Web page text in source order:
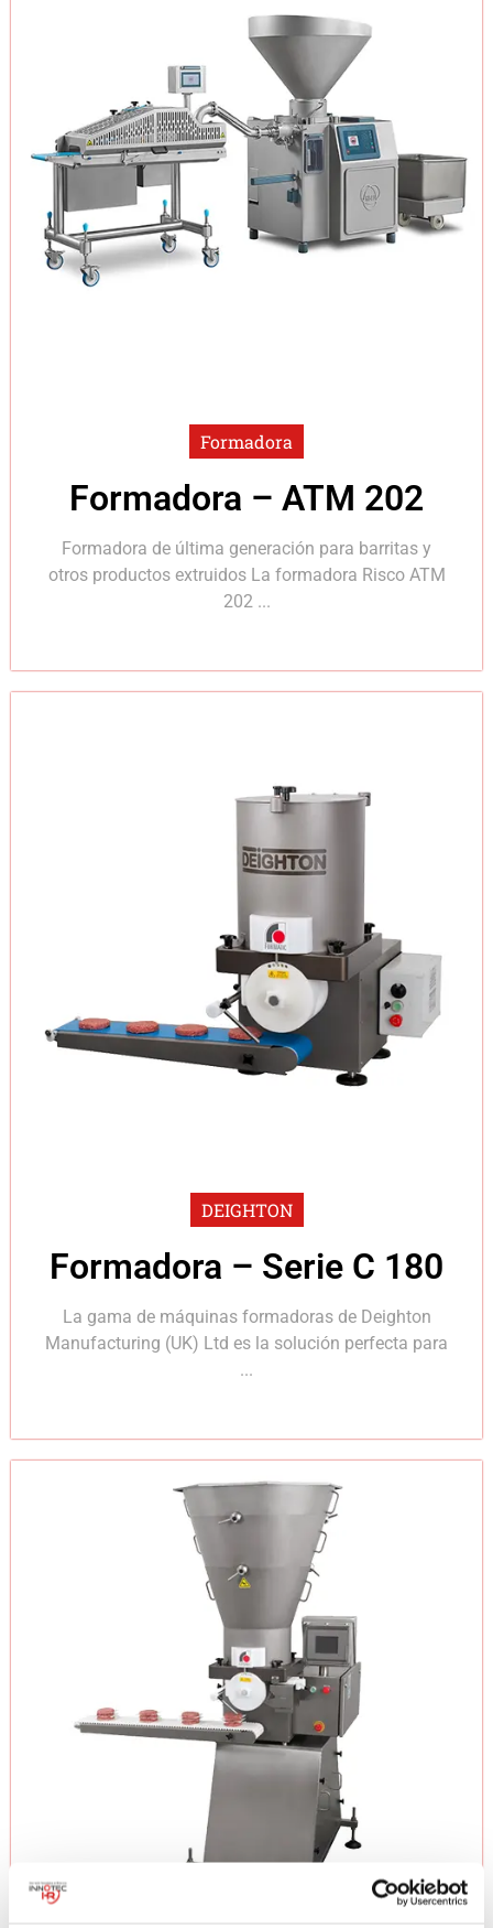
Formadora
Formadora – ATM 202
Formadora de última generación para barritas y
otros productos extruidos La formadora Risco ATM
202 ...
DEIGHTON
Formadora – Serie C 180
La gama de máquinas formadoras de Deighton
Manufacturing (UK) Ltd es la solución perfecta para
...